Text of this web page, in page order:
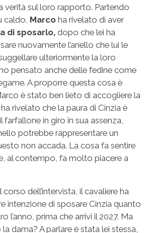
sul loro rapporto. Partendo
caldo, Marco ha rivelato di aver
di sposarlo, dopo che lei ha
nuovamente l’anello che lui le
ulteriormente la loro
pensato anche delle fedine come
A proporre questa cosa è
è stato ben lieto di accogliere la
rivelato che la paura di Cinzia è
farfallone in giro in sua assenza,
potrebbe rappresentare un
non accada. La cosa fa sentire
al contempo, fa molto piacere a
dell’intervista, il cavaliere ha
intenzione di sposare Cinzia quanto
l’anno, prima che arrivi il 2027. Ma
dama? A parlare è stata lei stessa,